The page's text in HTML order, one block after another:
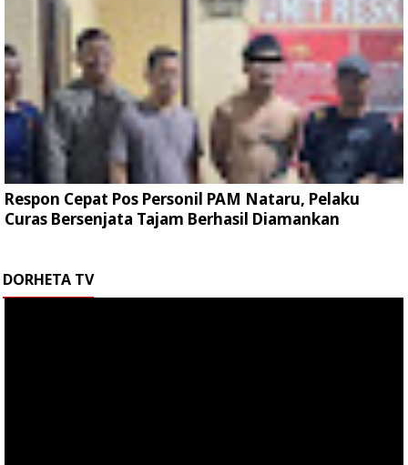
Respon Cepat Pos Personil PAM Nataru, Pelaku
Curas Bersenjata Tajam Berhasil Diamankan
DORHETA TV